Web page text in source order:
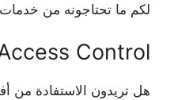
لكم ما تحتاجونه من
Control
هل تريدون الاستفادة من